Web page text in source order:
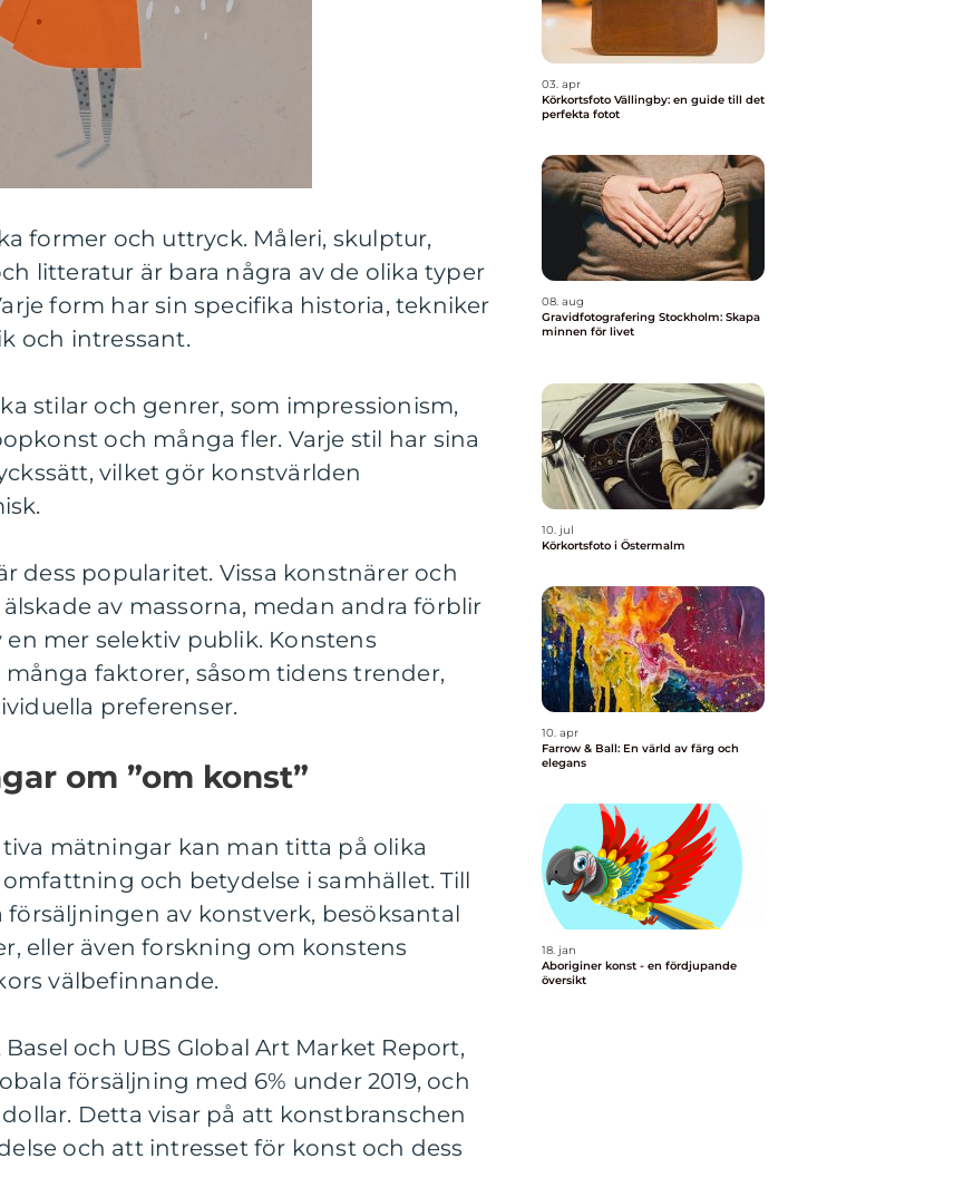
former och uttryck. Måleri, skulptur,
litteratur är bara några av de olika typer
form har sin specifika historia, tekniker
och intressant.
stilar och genrer, som impressionism,
och många fler. Varje stil har sina
vilket gör konstvärlden
dess popularitet. Vissa konstnärer och
av massorna, medan andra förblir
mer selektiv publik. Konstens
faktorer, såsom tidens trender,
preferenser.
om ”om konst”
mätningar kan man titta på olika
och betydelse i samhället. Till
av konstverk, besöksantal
eller även forskning om konstens
välbefinnande.
och UBS Global Art Market Report,
försäljning med 6% under 2019, och
Detta visar på att konstbranschen
och att intresset för konst och dess
03. apr
Körkortsfoto Vällingby: en guide till det
perfekta fotot
08. aug
Gravidfotografering Stockholm: Skapa
minnen för livet
10. jul
Körkortsfoto i Östermalm
10. apr
Farrow & Ball: En värld av färg och
elegans
18. jan
Aboriginer konst - en fördjupande
översikt